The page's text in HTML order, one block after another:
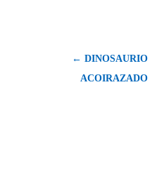
← DINOSAURIO
ACOIRAZADO